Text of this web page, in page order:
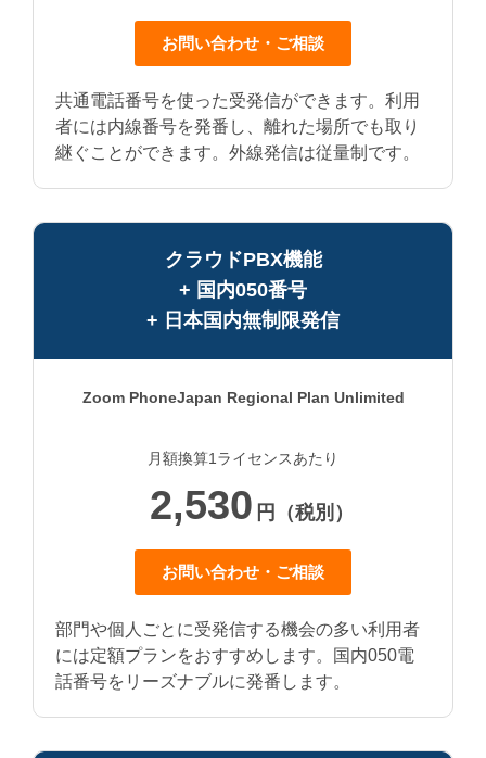
お問い合わせ・ご相談
共通電話番号を使った受発信ができます。利用
者には内線番号を発番し、離れた場所でも取り
継ぐことができます。外線発信は従量制です。
クラウドPBX機能
+ 国内050番号
+ 日本国内無制限発信
Zoom PhoneJapan Regional Plan Unlimited
月額換算1ライセンスあたり
2,530 円（税別）
お問い合わせ・ご相談
部門や個人ごとに受発信する機会の多い利用者
には定額プランをおすすめします。国内050電
話番号をリーズナブルに発番します。